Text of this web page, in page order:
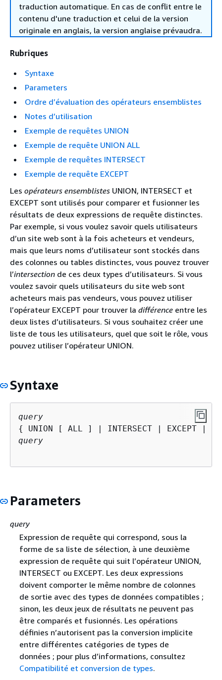
traduction automatique. En cas de conflit entre le
contenu d'une traduction et celui de la version
originale en anglais, la version anglaise prévaudra.
Rubriques
Syntaxe
Parameters
Ordre d’évaluation des opérateurs ensemblistes
Notes d’utilisation
Exemple de requêtes UNION
Exemple de requête UNION ALL
Exemple de requêtes INTERSECT
Exemple de requête EXCEPT
Les opérateurs ensemblistes UNION, INTERSECT et
EXCEPT sont utilisés pour comparer et fusionner les
résultats de deux expressions de requête distinctes.
Par exemple, si vous voulez savoir quels utilisateurs
d’un site web sont à la fois acheteurs et vendeurs,
mais que leurs noms d’utilisateur sont stockés dans
des colonnes ou tables distinctes, vous pouvez trouver
l’intersection de ces deux types d’utilisateurs. Si vous
voulez savoir quels utilisateurs du site web sont
acheteurs mais pas vendeurs, vous pouvez utiliser
l’opérateur EXCEPT pour trouver la différence entre les
deux listes d’utilisateurs. Si vous souhaitez créer une
liste de tous les utilisateurs, quel que soit le rôle, vous
pouvez utiliser l’opérateur UNION.
Syntaxe
query
{
query
Parameters
query
Expression de requête qui correspond, sous la
forme de sa liste de sélection, à une deuxième
expression de requête qui suit l’opérateur UNION,
INTERSECT ou EXCEPT. Les deux expressions
doivent comporter le même nombre de colonnes
de sortie avec des types de données compatibles ;
sinon, les deux jeux de résultats ne peuvent pas
être comparés et fusionnés. Les opérations
définies n’autorisent pas la conversion implicite
entre différentes catégories de types de
données ; pour plus d’informations, consultez
Compatibilité et conversion de types.